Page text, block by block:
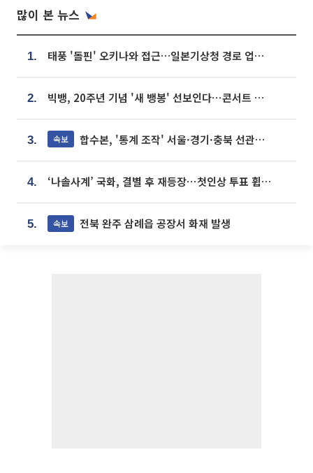
많이 본 뉴스
1. 태풍 '돌핀' 오키나와 접근…일본기상청 경로 업데이트
2. 빅뱅, 20주년 기념 '새 뱅봉' 선보인다⋯콘서트 앞두고 팝업 개최
3. 속보 합수본, '통계 조작' 서울·경기·충북 선관위 등 추가 압수수색
4. ‘나솔사계’ 국화, 결별 후 재등장⋯첫인상 투표 휩쓸고 ‘인기녀’ 등극
5. 속보 전북 완주 삼례읍 공장서 화재 발생